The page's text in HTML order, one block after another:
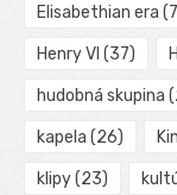
Elisabethian era
Henry VI (37)
hudobná skupina
kapela (26)
klipy(23)